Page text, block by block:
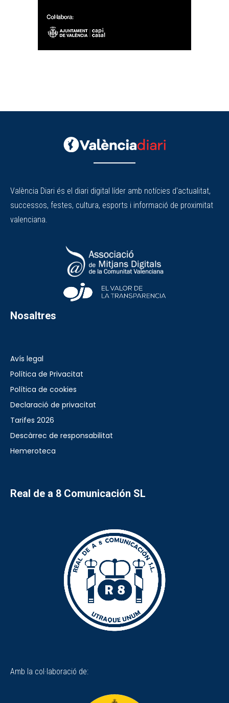
València Diari és el diari digital líder amb notícies d'actualitat,
successos, festes, cultura, esports i informació de proximitat
valenciana.
Nosaltres
Avís legal
Política de Privacitat
Política de cookies
Declaració de privacitat
Tarifes 2026
Descàrrec de responsabilitat
Hemeroteca
Real de a 8 Comunicación SL
Amb la col·laboració de: